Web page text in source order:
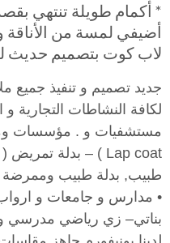
* أكمام طويلة تنتهي
أضيفي لمسة من
لاب كوت بتصميم حديث
جديد تصميم و تنفيذ جميع
لكافة النشاطات التجارية و
مستشفيات و . مؤسسات
Lap coat ) –
بدلة تمريض ( scrubs ) –
طبيب, بدلة طبيب وممرضة
• مدارس و جامعات و
بناتي– زي رياضي مدرسي